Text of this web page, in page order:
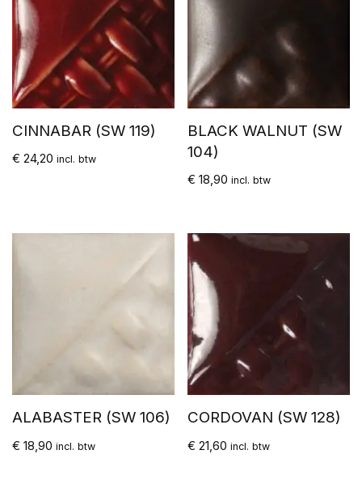
CINNABAR (SW 119)
€ 24,20 incl. btw
BLACK WALNUT (SW
104)
€ 18,90 incl. btw
ALABASTER (SW 106)
€ 18,90 incl. btw
CORDOVAN (SW 128)
€ 21,60 incl. btw